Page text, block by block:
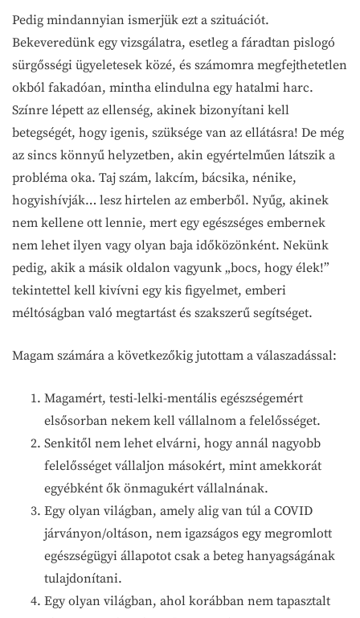
Pedig mindannyian ismerjük ezt a szituációt.
Bekeveredünk egy vizsgálatra, esetleg a fáradtan pislogó
sürgősségi ügyeletesek közé, és számomra megfejthetetlen
okból fakadóan, mintha elindulna egy hatalmi harc.
Színre lépett az ellenség, akinek bizonyítani kell
betegségét, hogy igenis, szüksége van az ellátásra! De még
az sincs könnyű helyzetben, akin egyértelműen látszik a
probléma oka. Taj szám, lakcím, bácsika, nénike,
hogyishívják… lesz hirtelen az emberből. Nyűg, akinek
nem kellene ott lennie, mert egy egészséges embernek
nem lehet ilyen vagy olyan baja időközönként. Nekünk
pedig, akik a másik oldalon vagyunk „bocs, hogy élek!”
tekintettel kell kivívni egy kis figyelmet, emberi
méltóságban való megtartást és szakszerű segítséget.
Magam számára a következőkig jutottam a válaszadással:
Magamért, testi-lelki-mentális egészségemért
elsősorban nekem kell vállalnom a felelősséget.
Senkitől nem lehet elvárni, hogy annál nagyobb
felelősséget vállaljon másokért, mint amekkorát
egyébként ők önmagukért vállalnának.
Egy olyan világban, amely alig van túl a COVID
járványon/oltáson, nem igazságos egy megromlott
egészségügyi állapotot csak a beteg hanyagságának
tulajdonítani.
Egy olyan világban, ahol korábban nem tapasztalt